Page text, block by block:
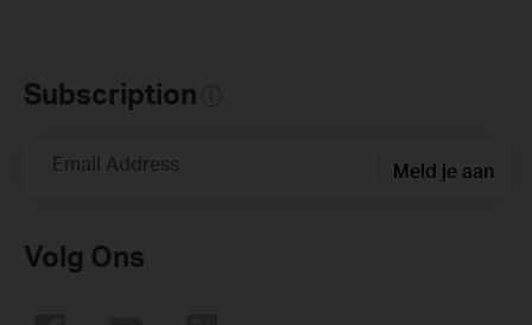
Subscription
Email Address Meld je aan
Volg Ons